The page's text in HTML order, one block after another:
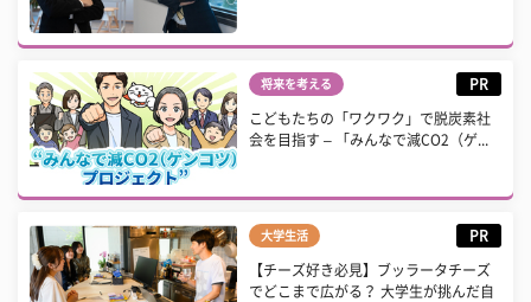
将来を考える PR
こどもたちの「ワクワク」で脱炭素社
会を目指す – 「みんなで減CO2（ゲ...
大学生活 PR
【チーズ好き必見】ブッラータチーズ
でどこまで広がる？ 大学生が挑んだ自